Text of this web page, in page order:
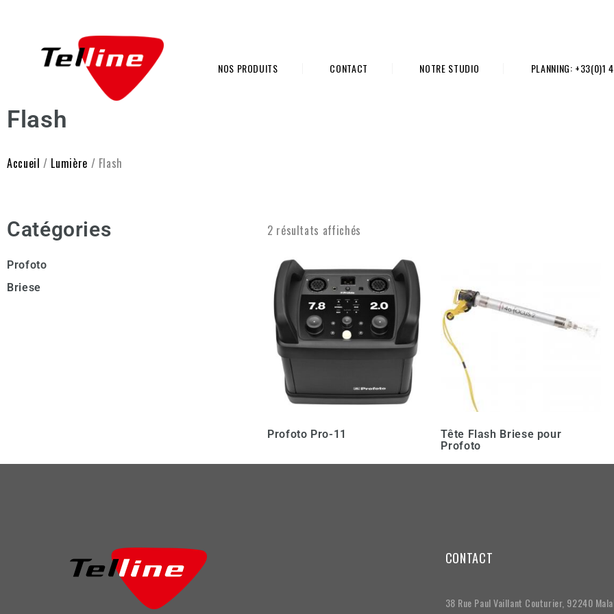
NOS PRODUITS CONTACT NOTRE STUDIO PLANNING: +33(0)1
Flash
Accueil / Lumière / Flash
Catégories
Profoto
Briese
2 résultats affichés
Profoto Pro-11
Tête Flash Briese pour
Profoto
CONTACT
38 Rue Paul Vaillant Couturier, 92240